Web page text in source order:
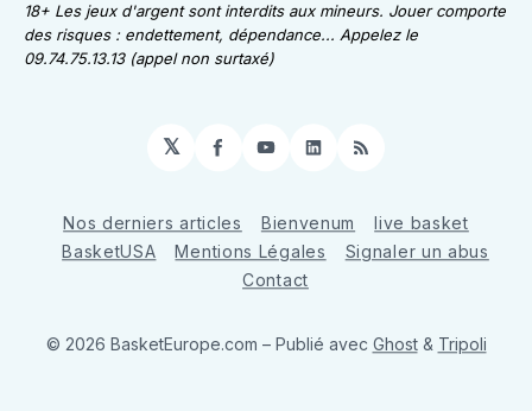
18+ Les jeux d'argent sont interdits aux mineurs. Jouer comporte
des risques : endettement, dépendance... Appelez le
09.74.75.13.13 (appel non surtaxé)
𝕏 Facebook
YouTube
LinkedIn
RSS
Nos derniers articles Bienvenum
live basket
BasketUSA
Mentions Légales
Signaler un abus
Contact
© 2026 BasketEurope.com – Publié avec Ghost& Tripoli